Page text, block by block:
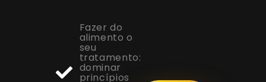
Fazer do
alimento o
seu
tratamento:
dominar
princípios